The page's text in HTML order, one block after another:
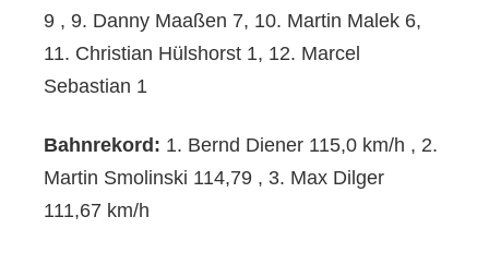
9 , 9. Danny Maaßen 7, 10. Martin Malek 6,
11. Christian Hülshorst 1, 12. Marcel
Sebastian 1
Bahnrekord: 1. Bernd Diener 115,0 km/h , 2.
Martin Smolinski 114,79 , 3. Max Dilger
111,67 km/h